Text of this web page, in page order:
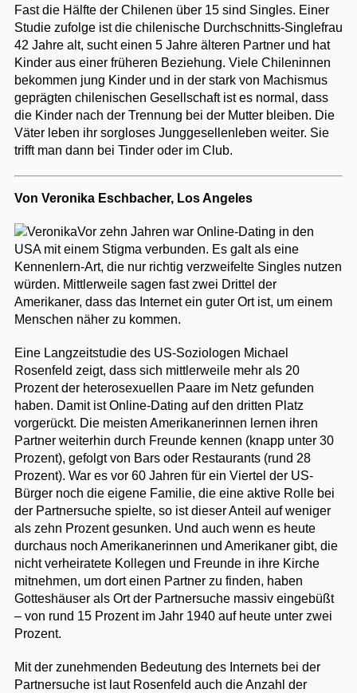
Fast die Hälfte der Chilenen über 15 sind Singles. Einer
Studie zufolge ist die chilenische Durchschnitts-Singlefrau
42 Jahre alt, sucht einen 5 Jahre älteren Partner und hat
Kinder aus einer früheren Beziehung. Viele Chileninnen
bekommen jung Kinder und in der stark von Machismus
geprägten chilenischen Gesellschaft ist es normal, dass
die Kinder nach der Trennung bei der Mutter bleiben. Die
Väter leben ihr sorgloses Junggesellenleben weiter. Sie
trifft man dann bei Tinder oder im Club.
Von Veronika Eschbacher, Los Angeles
Vor zehn Jahren war Online-Dating in den
USA mit einem Stigma verbunden. Es galt als eine
Kennenlern-Art, die nur richtig verzweifelte Singles nutzen
würden. Mittlerweile sagen fast zwei Drittel der
Amerikaner, dass das Internet ein guter Ort ist, um einem
Menschen näher zu kommen.
Eine Langzeitstudie des US-Soziologen Michael
Rosenfeld zeigt, dass sich mittlerweile mehr als 20
Prozent der heterosexuellen Paare im Netz gefunden
haben. Damit ist Online-Dating auf den dritten Platz
vorgerückt. Die meisten Amerikanerinnen lernen ihren
Partner weiterhin durch Freunde kennen (knapp unter 30
Prozent), gefolgt von Bars oder Restaurants (rund 28
Prozent). War es vor 60 Jahren für ein Viertel der US-
Bürger noch die eigene Familie, die eine aktive Rolle bei
der Partnersuche spielte, so ist dieser Anteil auf weniger
als zehn Prozent gesunken. Und auch wenn es heute
durchaus noch Amerikanerinnen und Amerikaner gibt, die
nicht verheiratete Kollegen und Freunde in ihre Kirche
mitnehmen, um dort einen Partner zu finden, haben
Gotteshäuser als Ort der Partnersuche massiv eingebüßt
– von rund 15 Prozent im Jahr 1940 auf heute unter zwei
Prozent.
Mit der zunehmenden Bedeutung des Internets bei der
Partnersuche ist laut Rosenfeld auch die Anzahl der